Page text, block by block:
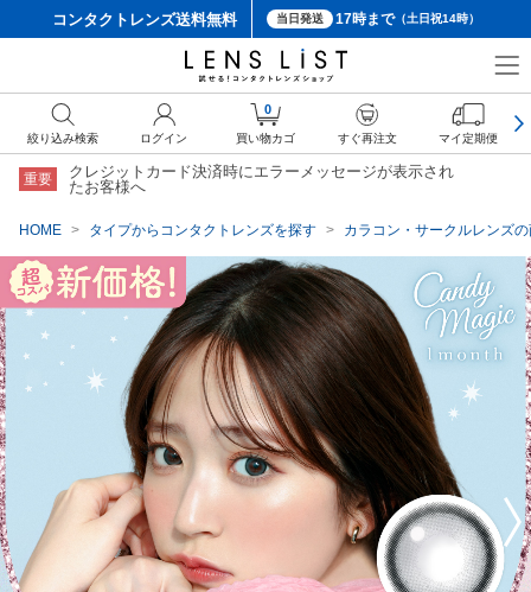
コンタクトレンズ送料無料 当日発送 17時まで（土日祝14時）
重要
クレジットカード決済時にエラーメッセージが表示され
たお客様へ
HOME タイプからコンタクトレンズを探す カラコン・サークルレンズ
絞り込み検索 ログイン
0
買い物カゴ すぐ再注文 マイ定期便
クーポン詳細